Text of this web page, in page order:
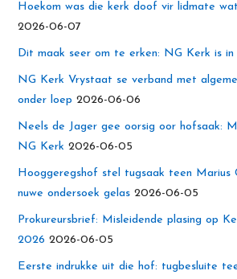
Hoekom was die kerk doof vir lidmate
2026-06-07
Dit maak seer om te erken: NG Kerk is in
NG Kerk Vrystaat se verband met
onder loep 2026-06-06
Neels de Jager gee oorsig oor hofsaak:
NG Kerk 2026-06-05
Hooggeregshof stel tugsaak teen Marius
nuwe ondersoek gelas 2026-06-05
Prokureursbrief: Misleidende plasing op
2026 2026-06-05
Eerste indrukke uit die hof: tugbesluite